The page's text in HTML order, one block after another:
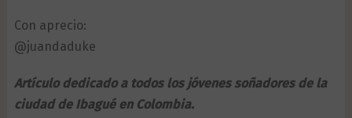
Con aprecio:
@juandaduke
Artículo dedicado a todos los jóvenes soñadores de la
ciudad de Ibagué en Colombia.